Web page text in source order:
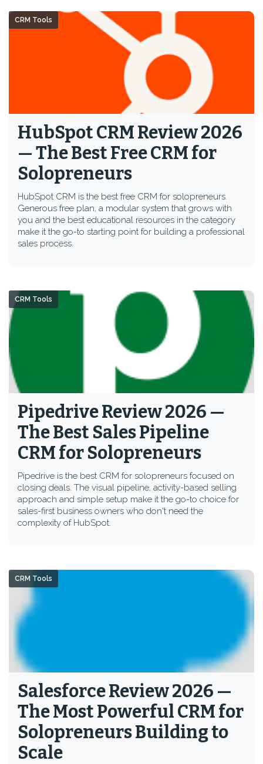
HubSpot CRM Review 2026
— The Best Free CRM for
Solopreneurs
HubSpot CRM is the best free CRM for solopreneurs.
Generous free plan, a modular system that grows with
you and the best educational resources in the category
make it the go-to starting point for building a professional
sales process.
CRM Tools
Pipedrive Review 2026 —
The Best Sales Pipeline
CRM for Solopreneurs
Pipedrive is the best CRM for solopreneurs focused on
closing deals. The visual pipeline, activity-based selling
approach and simple setup make it the go-to choice for
sales-first business owners who don't need the
complexity of HubSpot.
CRM Tools
Salesforce Review 2026 —
The Most Powerful CRM for
Solopreneurs Building to
Scale
CRM Tools